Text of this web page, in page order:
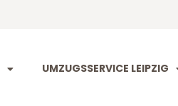
UMZUGSSERVICE LEIPZIG